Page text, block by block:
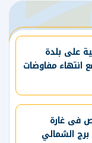
على بلدة
انتهاء مفاوضات
8 أشحاص فى غارة
برج الشمالي